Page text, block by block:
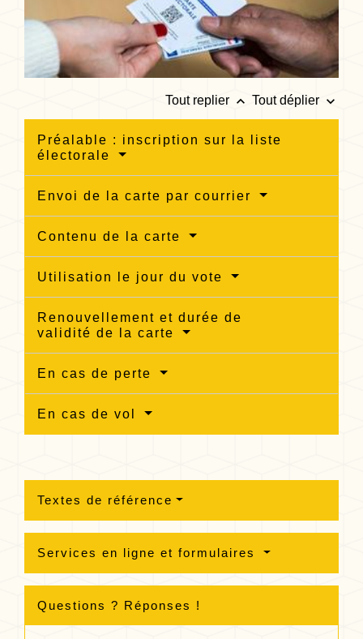
Tout replier keyboard_arrow_up Tout déplier keyboard_arrow_down
Préalable : inscription sur la liste
électorale
Envoi de la carte par courrier
Contenu de la carte
Utilisation le jour du vote
Renouvellement et durée de
validité de la carte
En cas de perte
En cas de vol
Textes de référence
Services en ligne et formulaires
Questions ? Réponses !